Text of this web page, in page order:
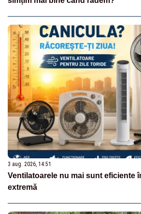
3 aug. 2026, 14:51
Ventilatoarele nu mai sunt eficiente
extremă